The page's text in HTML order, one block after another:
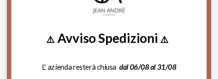
materiales, al ritmo musical de las herramientas que
llenan el aire mientras forjan piezas únicas.
⚠️ Avviso Spedizioni ⚠️
L' azienda resterà chiusa dal 06/08 al 31/08